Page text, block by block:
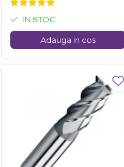
IN STOC
Adauga in cos